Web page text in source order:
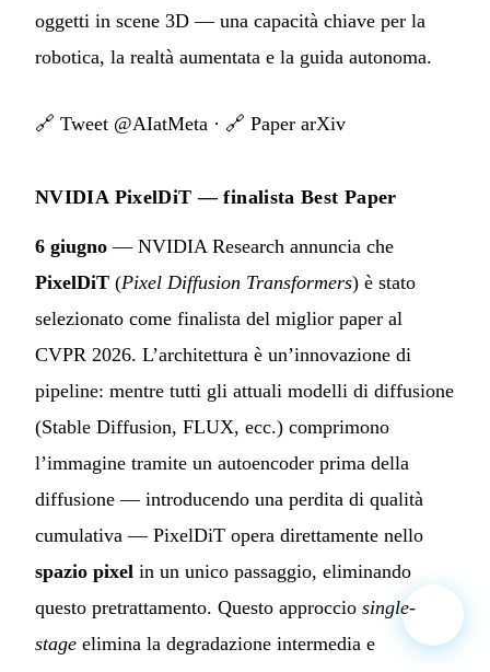
oggetti in scene 3D — una capacità chiave per la
robotica, la realtà aumentata e la guida autonoma.
🔗 Tweet @AIatMeta · 🔗 Paper arXiv
NVIDIA PixelDiT — finalista Best Paper
6 giugno — NVIDIA Research annuncia che
PixelDiT (Pixel Diffusion Transformers) è stato
selezionato come finalista del miglior paper al
CVPR 2026. L’architettura è un’innovazione di
pipeline: mentre tutti gli attuali modelli di diffusione
(Stable Diffusion, FLUX, ecc.) comprimono
l’immagine tramite un autoencoder prima della
diffusione — introducendo una perdita di qualità
cumulativa — PixelDiT opera direttamente nello
spazio pixel in un unico passaggio, eliminando
questo pretrattamento. Questo approccio single-
stage elimina la degradazione intermedia e